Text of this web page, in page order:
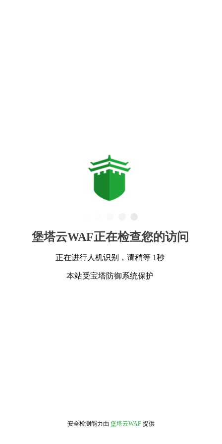
堡塔云WAF正在检查您的访问
正在进行人机识别，请稍等 1秒
本站受宝塔防御系统保护
安全检测能力由 堡塔云WAF 提供